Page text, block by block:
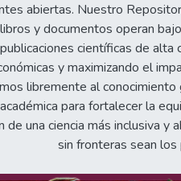
abiertas. Nuestro
y documentos operan
científicas de
y maximizando el
libremente al
para fortalecer la
de una ciencia más inclusiva
sin fronteras sean